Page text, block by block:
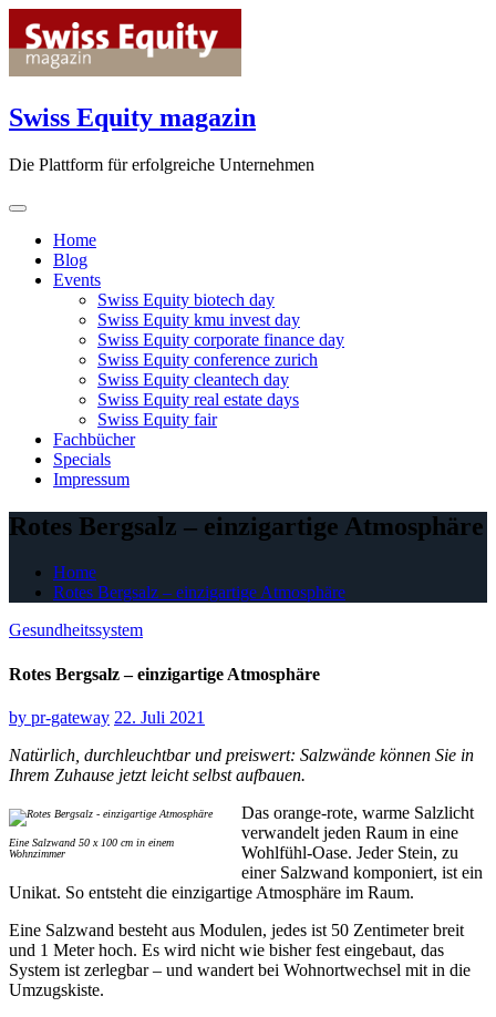
content
Swiss Equity magazin
Die Plattform für erfolgreiche Unternehmen
Home
Blog
Events
Swiss Equity biotech day
Swiss Equity kmu invest day
Swiss Equity corporate finance day
Swiss Equity conference zurich
Swiss Equity cleantech day
Swiss Equity real estate days
Swiss Equity fair
Fachbücher
Specials
Impressum
Rotes Bergsalz – einzigartige Atmosphäre
Home
Rotes Bergsalz – einzigartige Atmosphäre
Gesundheitssystem
Rotes Bergsalz – einzigartige Atmosphäre
by pr-gateway 22. Juli 2021
Natürlich, durchleuchtbar und preiswert: Salzwände können Sie in
Ihrem Zuhause jetzt leicht selbst aufbauen.
Eine Salzwand 50 x 100 cm in einem
Wohnzimmer
Das orange-rote, warme Salzlicht
verwandelt jeden Raum in eine
Wohlfühl-Oase. Jeder Stein, zu
einer Salzwand komponiert, ist ein
Unikat. So entsteht die einzigartige Atmosphäre im Raum.
Eine Salzwand besteht aus Modulen, jedes ist 50 Zentimeter breit
und 1 Meter hoch. Es wird nicht wie bisher fest eingebaut, das
System ist zerlegbar – und wandert bei Wohnortwechsel mit in die
Umzugskiste.